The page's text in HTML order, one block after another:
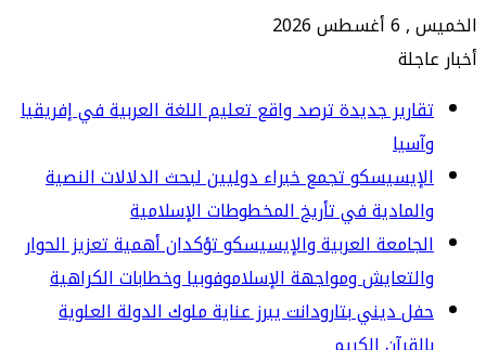
2026
جديدة ترصد واقع تعليم اللغة العربية في إفريقيا
تجمع خبراء دوليين لبحث الدلالات النصية
في تأريخ المخطوطات الإسلامية
العربية والإيسيسكو تؤكدان أهمية تعزيز الحوار
ومواجهة الإسلاموفوبيا وخطابات الكراهية
ديني بتارودانت يبرز عناية ملوك الدولة العلوية